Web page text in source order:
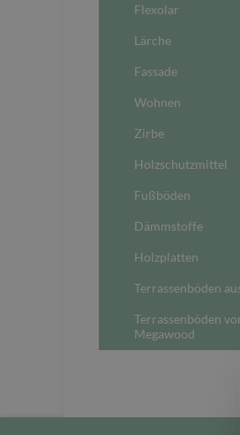
Flexolar
Lärche
Fassade
Wohnen
Zirbe
Holzschutzmittel
Fußböden
Dämmstoffe
Holzplatten
Terrassenböden
Terrassenböden
Megawood